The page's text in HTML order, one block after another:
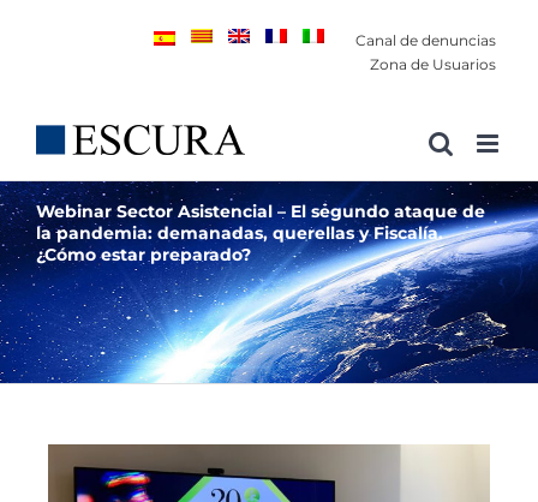
Canal de denuncias
Zona de Usuarios
Webinar Sector Asistencial – El segundo ataque de
la pandemia: demanadas, querellas y Fiscalía.
¿Cómo estar preparado?